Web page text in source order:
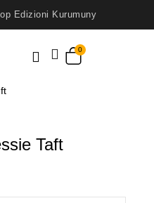
Edizioni Kurumuny
Taft